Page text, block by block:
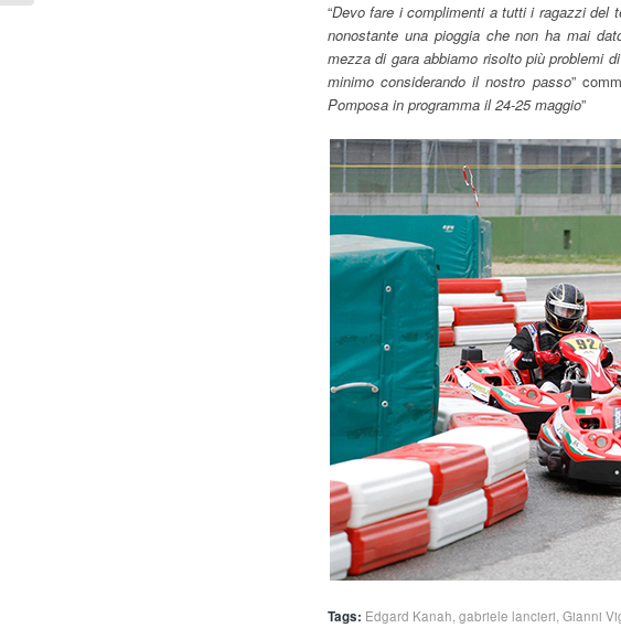
“Devo fare i complimenti a tutti i ragazzi del
nonostante una pioggia che non ha mai
mezza di gara abbiamo risolto più problemi
minimo considerando il nostro passo”
Pomposa in programma il 24-25 maggio”
Tags: Edgard Kanah,gabriele lancieri,Gianni